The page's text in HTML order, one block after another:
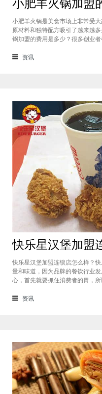
小肥羊火锅是美食市场上非常受
原材料和独特配方吸引了越来越
锅加盟的费用是多少？很多创业
小编带大家一起了解小肥羊火锅
资讯
快乐星汉堡加盟连锁店怎么样？
量和味道，因为品牌的餐饮行业
心，首先就要抓住消费者的胃，
错，下面就为大家仔细分析一下
资讯